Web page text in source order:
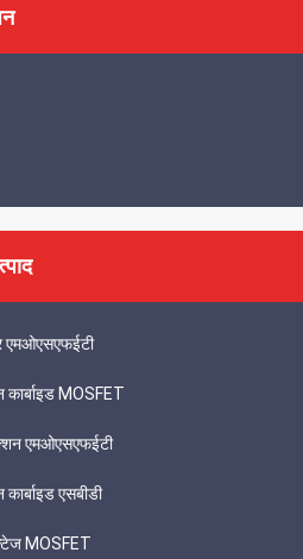
एमओएसएफईटी
कार्बाइड MOSFET
एमओएसएफईटी
कार्बाइड एसबीडी
MOSFET